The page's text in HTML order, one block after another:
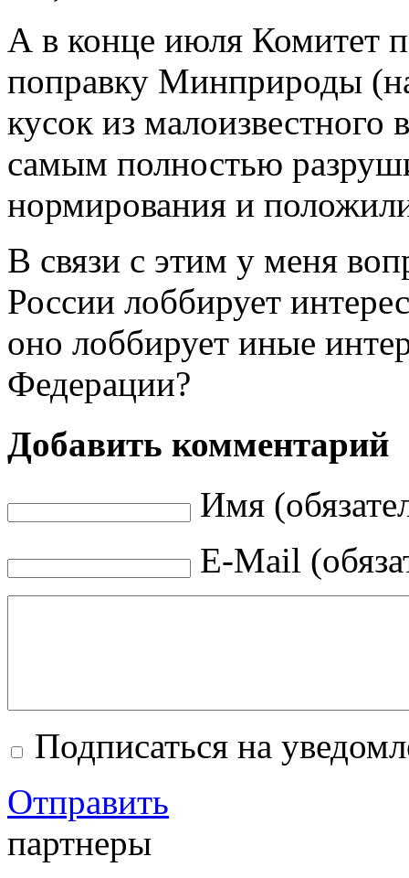
А в конце июля Комитет
поправку Минприроды
кусок из малоизвестного
самым полностью
нормирования и
В связи с этим у меня
России лоббирует
оно лоббирует иные
Федерации?
Добавить комментарий
Имя
E-Mail
Подписаться на
Отправить
партнеры